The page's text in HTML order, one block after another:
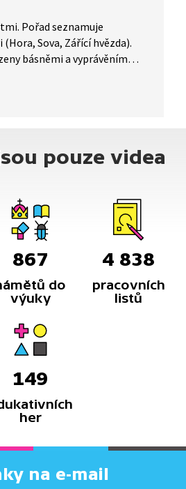
Pořad seznamuje
Sova, Zářící hvězda).
básněmi a vyprávěním
pouze videa
867
do
výuky
4 838
pracovních
listů
149
her
na e-mail